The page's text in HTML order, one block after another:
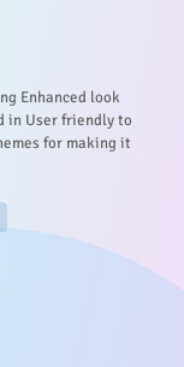
Enhanced look
in User friendly to
for making it